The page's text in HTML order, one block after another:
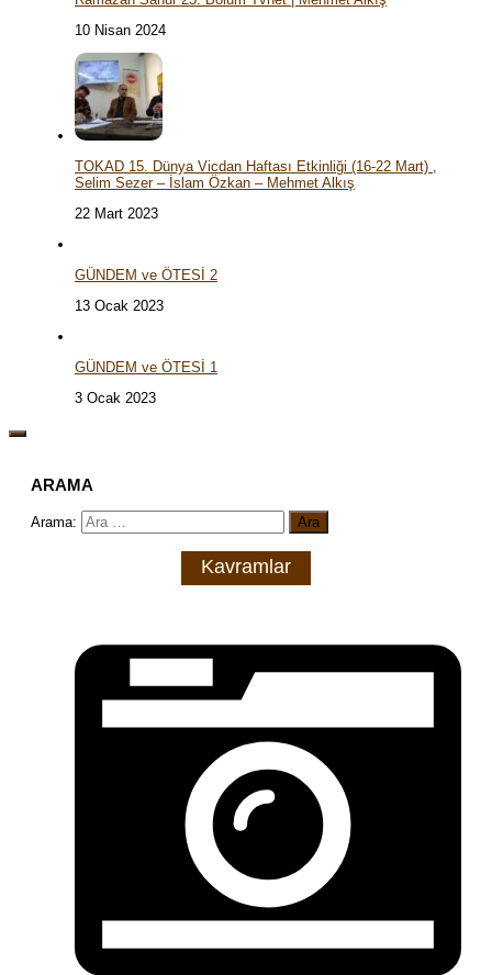
10 Nisan 2024
TOKAD 15. Dünya Vicdan Haftası Etkinliği (16-22 Mart) ,
Selim Sezer – İslam Özkan – Mehmet Alkış
22 Mart 2023
GÜNDEM ve ÖTESİ 2
13 Ocak 2023
GÜNDEM ve ÖTESİ 1
3 Ocak 2023
ARAMA
Arama:
Kavramlar